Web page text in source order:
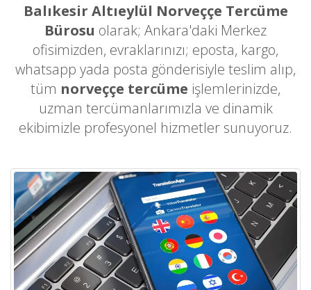
Balıkesir Altıeylül Norveççe Tercüme
Bürosu olarak; Ankara'daki Merkez
ofisimizden, evraklarınızı; eposta, kargo,
whatsapp yada posta gönderisiyle teslim alıp,
tüm norveççe tercüme işlemlerinizde,
uzman tercümanlarımızla ve dinamik
ekibimizle profesyonel hizmetler sunuyoruz.